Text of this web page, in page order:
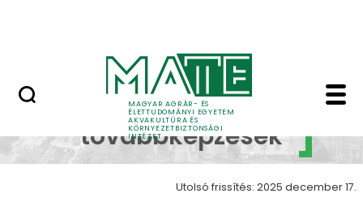
MAGYAR AGRÁR- ÉS
ÉLETTUDOMÁNYI EGYETEM
AKVAKULTÚRA ÉS
KÖRNYEZETBIZTONSÁGI
INTÉZET
Halászati-Szakirányú
továbbképzések
Utolsó frissítés: 2025 december 17.